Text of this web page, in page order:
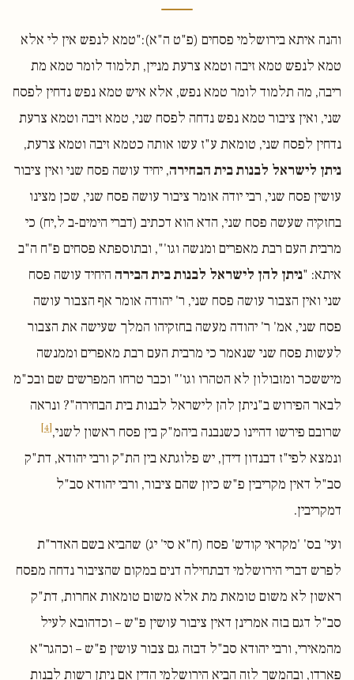
והנה איתא בירושלמי פסחים (פ"ט ה"א):"טמא לנפש אין לי אלא
טמא לנפש טמא זיבה וטמא צרעת מניין, תלמוד לומר טמא מת
ריבה, מה תלמוד לומר טמא נפש, אלא איש טמא נפש נדחין לפסח
שני, ואין ציבור טמא נפש נדחה לפסח שני, טמא זיבה וטמא צרעת
נדחין לפסח שני, טומאת ע"ז עשו אותה כטמא זיבה וטמא צרעת,
ניתן לישראל לבנות בית הבחירה, יחיד עושה פסח שני ואין ציבור
עושין פסח שני, רבי יודה אומר ציבור עושה פסח שני, שכן מצינו
בחזקיה שעשה פסח שני, הדא הוא דכתיב (דברי הימים-ב ל,יח) כי
מרבית העם רבת מאפרים ומנשה וגו'", ובתוספתא פסחים פ"ח ה"ב
איתא: "ניתן להן לישראל לבנות בית הבירה היחיד עושה פסח
שני ואין הצבור עושה פסח שני, ר' יהודה אומר אף הצבור עושה
פסח שני, אמ' ר' יהודה מעשה בחזקיהו המלך שעישה את הצבור
לעשות פסח שני שנאמר כי מרבית העם רבת מאפרים וממנשה
מיששכר ומזבולון לא הטהרו וגו'" וכבר טרחו המפרשים שם ובכ"מ
לבאר הפירוש ב"ניתן להן לישראל לבנות בית הבחירה"? ונראה
שרובם פירשו דהיינו כשנבנה ביהמ"ק בין פסח ראשון לשני,[4]
ונמצא לפי"ז דבנדון דידן, יש פלוגתא בין הת"ק ורבי יהודא, דת"ק
סב"ל דאין מקריבין פ"ש כיון שהם ציבור, ורבי יהודא סב"ל
דמקריבין.
ועי' בס' 'מקראי קודש' פסח (ח"א סי' יג) שהביא בשם האדר"ת
לפרש דברי הירושלמי דבתחילה דנים במקום שהציבור נדחה מפסח
ראשון לא משום טומאת מת אלא משום טומאות אחרות, דת"ק
סב"ל דגם בזה אמרינן דאין ציבור עושין פ"ש – וכדהובא לעיל
מהמאירי, ורבי יהודא סב"ל דבזה גם צבור עושין פ"ש – וכהגר"א
פארדו, ובהמשך לזה הביא הירושלמי הדין אם ניתן רשות לבנות